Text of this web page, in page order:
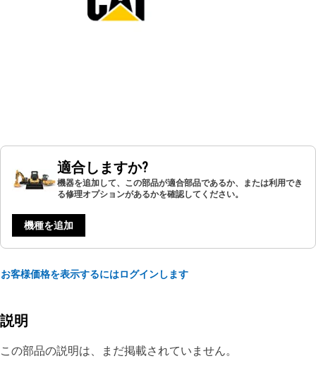
適合しますか?
機器を追加して、この部品が適合部品であるか、または利用でき
る修理オプションがあるかを確認してください。
機種を追加
お客様価格を表示するにはログインします
説明
この部品の説明は、まだ掲載されていません。